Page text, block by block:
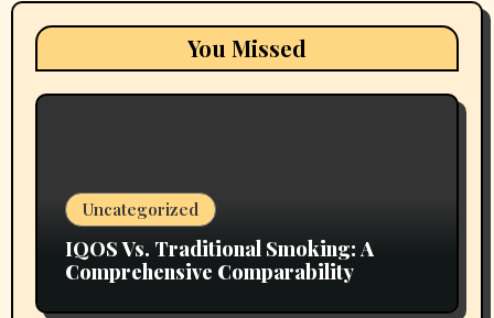
You Missed
Uncategorized
IQOS Vs. Traditional Smoking: A
Comprehensive Comparability